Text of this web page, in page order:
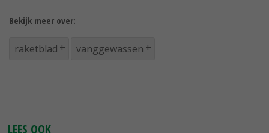
Bekijk meer over:
raketblad vanggewassen
LEES OOK